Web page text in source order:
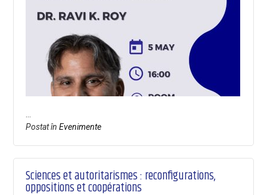
Postat înEvenimente
Sciences et autoritarismes : reconfigurations,
oppositions et coopérations